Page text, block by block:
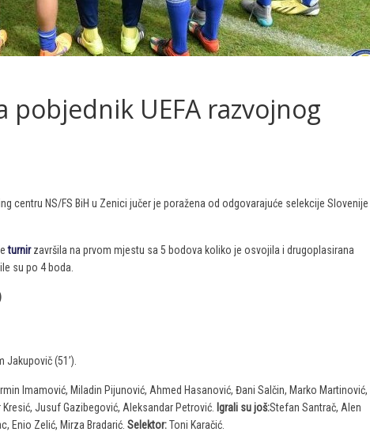
pobjednik UEFA razvojnog
centru NS/FS BiH u Zenici jučer je poražena od odgovarajuće selekcije
turnirzavršila na prvom mjestu sa 5 bodova koliko je osvojila i drugoplasirana
su po 4 boda.
Jakupovič (51’).
Imamović, Miladin Pijunović, Ahmed Hasanović, Đani Salčin, Marko Martinović,
Jusuf Gazibegović, Aleksandar Petrović. Igrali su još:Stefan Santrač, Alen
Enio Zelić, Mirza Bradarić. Selektor:Toni Karačić.